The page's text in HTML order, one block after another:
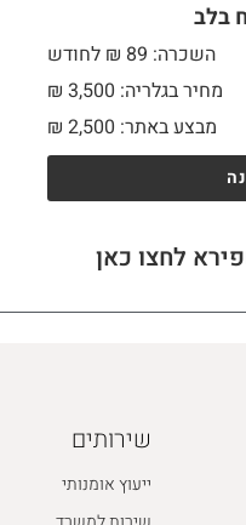
בלב
השכרה: 89 ₪ לחודש
מחיר בגלריה: 3,500 ₪
מבצע באתר:
₪ 2,500
לחצו כאן
שירותים
ייעוץ אומנותי